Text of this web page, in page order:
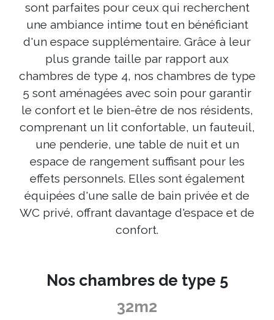
sont parfaites pour ceux qui recherchent
une ambiance intime tout en bénéficiant
d'un espace supplémentaire. Grâce à leur
plus grande taille par rapport aux
chambres de type 4, nos chambres de type
5 sont aménagées avec soin pour garantir
le confort et le bien-être de nos résidents,
comprenant un lit confortable, un fauteuil,
une penderie, une table de nuit et un
espace de rangement suffisant pour les
effets personnels. Elles sont également
équipées d'une salle de bain privée et de
WC privé, offrant davantage d'espace et de
confort.
Nos chambres de type 5
32m2